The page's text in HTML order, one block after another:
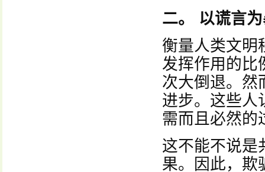
二。 以谎言
衡量人类文明
发挥作用的比
次大倒退。然
进步。这些人
需而且必然的
这不能不说是
果。因此，欺